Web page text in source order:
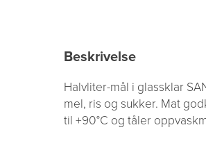
Beskrivelse
Halvliter-mål i glassklar
mel, ris og sukker. Mat
til +90°C og tåler